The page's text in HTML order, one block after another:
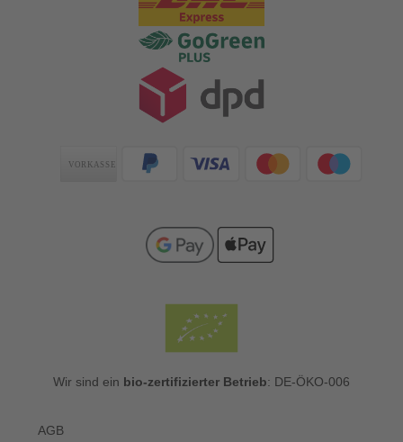
Zahlungsarten
Wir sind ein bio-zertifizierter Betrieb: DE-ÖKO-006
AGB